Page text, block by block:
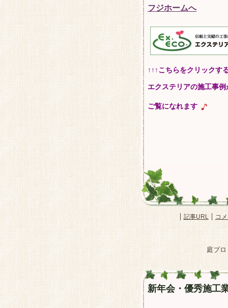
フジホームへ
↑↑↑こちらをクリックす
エクステリアの施工事例
ご覧になれます
記事URL コ
庭ブ
新年会・優秀施工